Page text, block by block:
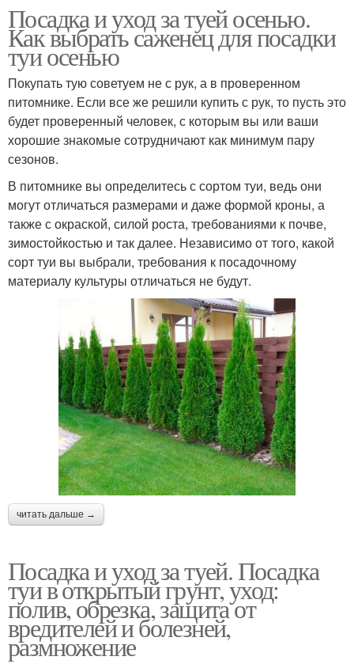
Посадка и уход за туей осенью.
Как выбрать саженец для посадки
туи осенью
Покупать тую советуем не с рук, а в проверенном
питомнике. Если все же решили купить с рук, то пусть это
будет проверенный человек, с которым вы или ваши
хорошие знакомые сотрудничают как минимум пару
сезонов.
В питомнике вы определитесь с сортом туи, ведь они
могут отличаться размерами и даже формой кроны, а
также с окраской, силой роста, требованиями к почве,
зимостойкостью и так далее. Независимо от того, какой
сорт туи вы выбрали, требования к посадочному
материалу культуры отличаться не будут.
читать дальше →
Посадка и уход за туей. Посадка
туи в открытый грунт, уход:
полив, обрезка, защита от
вредителей и болезней,
размножение